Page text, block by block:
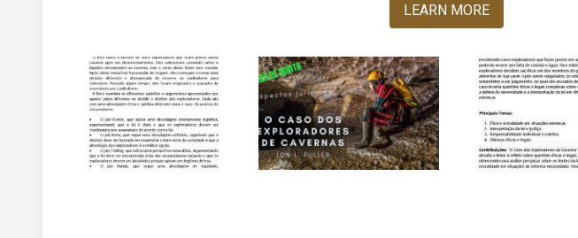
LEARN MORE